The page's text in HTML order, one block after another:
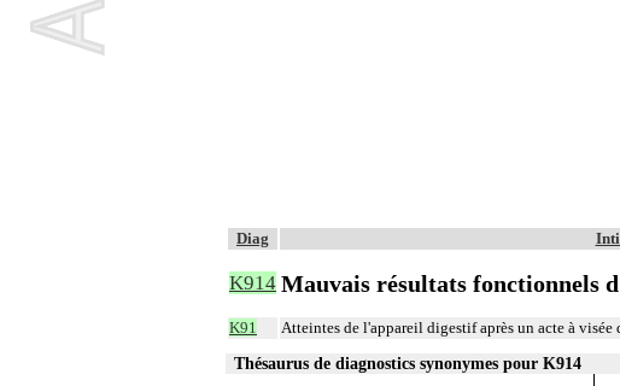
Diag
K914 Mauvais résultats fonctionnels
K91 Atteintes de l'appareil digestif après un acte à
Thésaurus de diagnostics synonymes pour K914